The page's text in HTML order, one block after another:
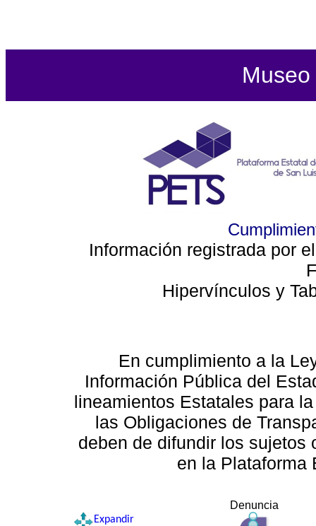
Información registrada por
Hipervínculos y
En cumplimiento a la
Información Pública del
lineamientos Estatales para
las Obligaciones de
deben de difundir los sujetos
en la Plataforma
Denuncia
Expandir